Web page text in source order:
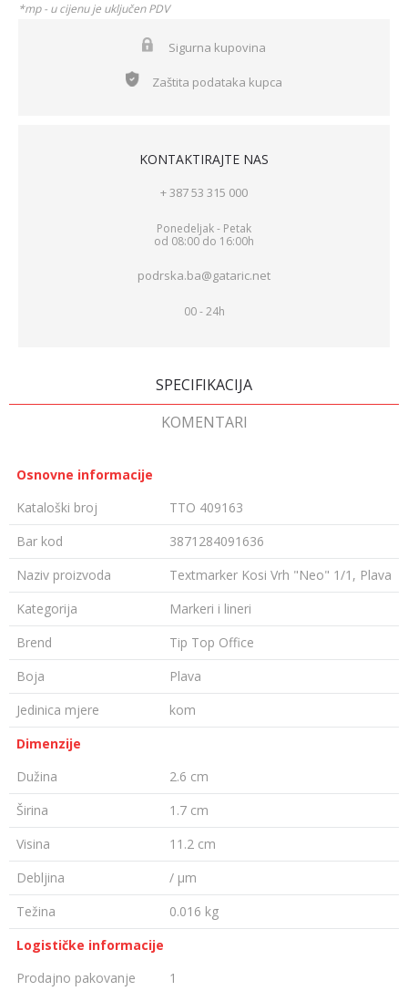
*mp - u cijenu je uključen PDV
Sigurna kupovina
Zaštita podataka kupca
KONTAKTIRAJTE NAS
+ 387 53 315 000
Ponedeljak - Petak
od 08:00 do 16:00h
podrska.ba@gataric.net
00 - 24h
SPECIFIKACIJA
KOMENTARI
Osnovne informacije
Kataloški broj
TTO 409163
Bar kod
3871284091636
Naziv proizvoda
Textmarker Kosi Vrh "Neo" 1/1, Plava
Kategorija
Markeri i lineri
Brend
Tip Top Office
Boja
Plava
Jedinica mjere
kom
Dimenzije
Dužina
2.6 cm
Širina
1.7 cm
Visina
11.2 cm
Debljina
/ µm
Težina
0.016 kg
Logističke informacije
Prodajno pakovanje
1